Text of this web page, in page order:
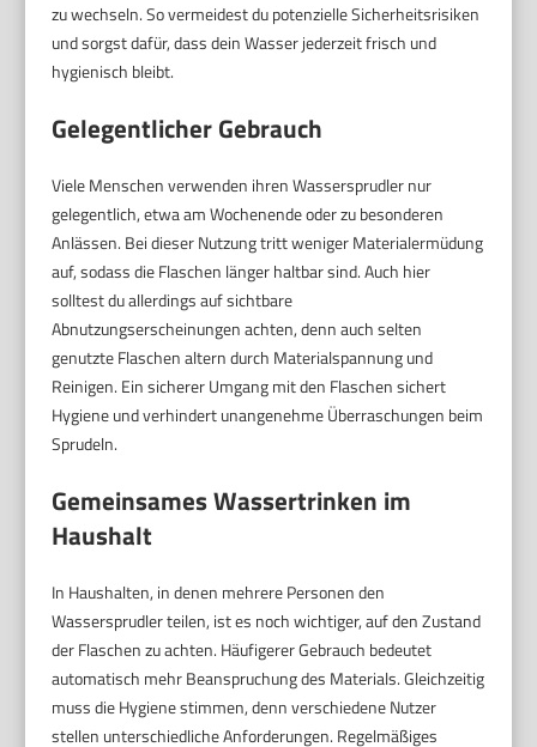
zu wechseln. So vermeidest du potenzielle Sicherheitsrisiken
und sorgst dafür, dass dein Wasser jederzeit frisch und
hygienisch bleibt.
Gelegentlicher Gebrauch
Viele Menschen verwenden ihren Wassersprudler nur
gelegentlich, etwa am Wochenende oder zu besonderen
Anlässen. Bei dieser Nutzung tritt weniger Materialermüdung
auf, sodass die Flaschen länger haltbar sind. Auch hier
solltest du allerdings auf sichtbare
Abnutzungserscheinungen achten, denn auch selten
genutzte Flaschen altern durch Materialspannung und
Reinigen. Ein sicherer Umgang mit den Flaschen sichert
Hygiene und verhindert unangenehme Überraschungen beim
Sprudeln.
Gemeinsames Wassertrinken im
Haushalt
In Haushalten, in denen mehrere Personen den
Wassersprudler teilen, ist es noch wichtiger, auf den Zustand
der Flaschen zu achten. Häufigerer Gebrauch bedeutet
automatisch mehr Beanspruchung des Materials. Gleichzeitig
muss die Hygiene stimmen, denn verschiedene Nutzer
stellen unterschiedliche Anforderungen. Regelmäßiges